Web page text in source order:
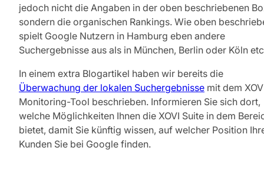
jedoch nicht die Angaben in der oben beschriebenen
sondern die organischen Rankings. Wie oben
spielt Google Nutzern in Hamburg eben andere
Suchergebnisse aus als in München, Berlin oder Köln
In einem extra Blogartikel haben wir bereits die
Überwachung der lokalen Suchergebnisse mit dem
Monitoring-Tool beschrieben. Informieren Sie sich dort,
welche Möglichkeiten Ihnen die XOVI Suite in dem
bietet, damit Sie künftig wissen, auf welcher Position
Kunden Sie bei Google finden.